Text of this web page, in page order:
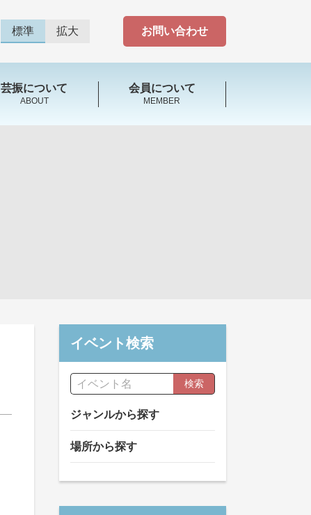
標準 拡大 お問い合わせ
芸振について
ABOUT
会員について
MEMBER
イベント検索
検索
ジャンルから探す
場所から探す